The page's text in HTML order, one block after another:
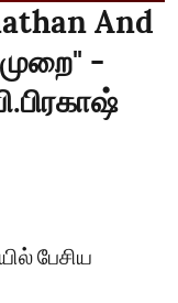
And
-
பேசிய